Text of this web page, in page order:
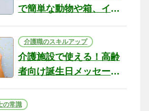
で簡単な動物や箱、イン
テリアになる作品まで
介護職のスキルアップ
介護施設で使える！高齢
者向け誕生日メッセージ
の例文と書き方のポイン
ト
の常識